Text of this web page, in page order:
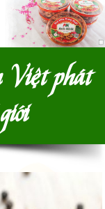
Việt phát